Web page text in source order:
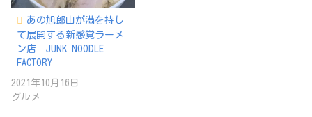
あの旭郎山が満を持し
て展開する新感覚ラーメ
ン店 JUNK NOODLE
FACTORY
2021年10月16日
グルメ